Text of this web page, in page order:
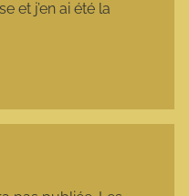
et j’en ai été la